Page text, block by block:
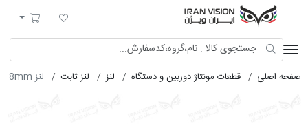
لیست مورد علاقه
سبد خرید
صفحه اصلی قطعات مونتاژ دوربین و دستگاه لنز لنز ثابت لنز 2.8mm فیکس 8MP پلاستیکی (M16-دارک)